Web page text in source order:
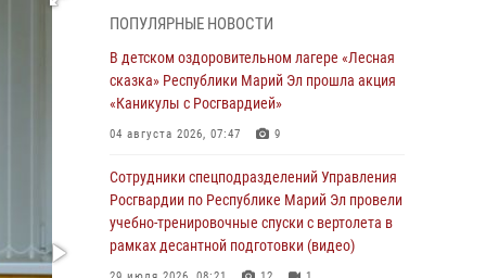
сказка» Республики Марий Эл прошла акция
«Каникулы с Росгвардией»
04 августа 2026, 07:47 9
Сотрудники Центра лицензионно-
Росгвардии по Республике Марий Эл приняли
участие в совещании по вопросам
организации летне-осеннего сезона охоты
04 августа 2026, 06:46
ПОПУЛЯРНЫЕ НОВОСТИ
В детском оздоровительном лагере «Лесная
сказка» Республики Марий Эл прошла акция
«Каникулы с Росгвардией»
04 августа 2026, 07:47 9
Сотрудники спецподразделений Управления
Росгвардии по Республике Марий Эл провели
учебно-тренировочные спуски с вертолета в
рамках десантной подготовки (видео)